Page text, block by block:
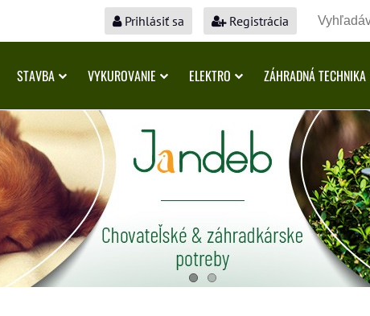
Prihlásiť sa Registrácia
STAVBA VYKUROVANIE ELEKTRO ZÁHRADNÁ TECHNIKA